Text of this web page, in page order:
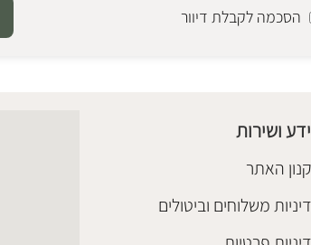
הסכמה לקבלת דיוור
ושירות
האתר
משלוחים וביטולים